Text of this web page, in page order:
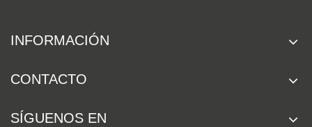
INFORMACIÓN
CONTACTO
SÍGUENOS EN